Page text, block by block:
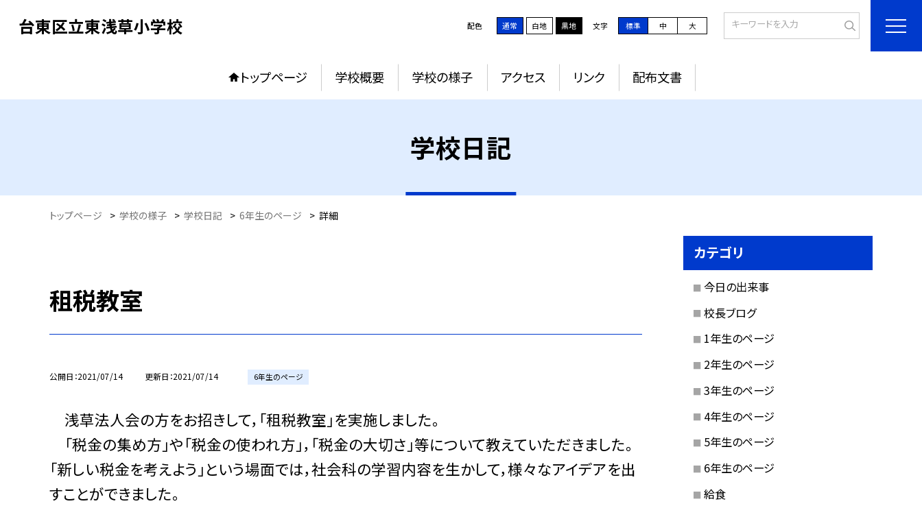
台東区立東浅草小学校 配色 通常 白地 黒地 文字 標準 中 大
トップページ 学校概要 学校の様子 アクセス リンク 配布文書
学校日記
トップページ > 学校の様子 > 学校日記 > 6年生のページ > 詳細
租税教室
公開日 2021/07/14 更新日 2021/07/14 6年生のページ
浅草法人会の方をお招きして，「租税教室」を実施しました。
「税金の集め方」や「税金の使われ方」，「税金の大切さ」等について教えていただきました。
「新しい税金を考えよう」という場面では，社会科の学習内容を生かして，様々なアイデアを出
すことができました。
カテゴリ
今日の出来事
校長ブログ
1年生のページ
2年生のページ
3年生のページ
4年生のページ
5年生のページ
6年生のページ
給食